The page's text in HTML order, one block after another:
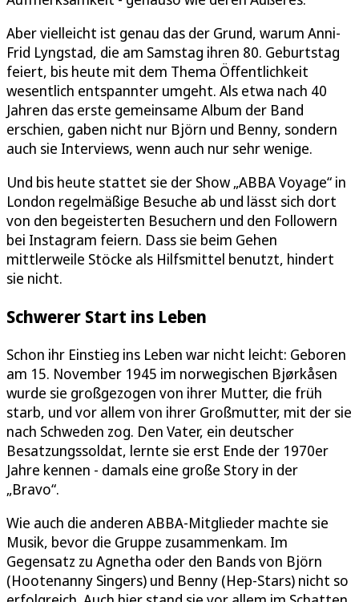
Aber vielleicht ist genau das der Grund, warum Anni-
Frid Lyngstad, die am Samstag ihren 80. Geburtstag
feiert, bis heute mit dem Thema Öffentlichkeit
wesentlich entspannter umgeht. Als etwa nach 40
Jahren das erste gemeinsame Album der Band
erschien, gaben nicht nur Björn und Benny, sondern
auch sie Interviews, wenn auch nur sehr wenige.
Und bis heute stattet sie der Show „ABBA Voyage“ in
London regelmäßige Besuche ab und lässt sich dort
von den begeisterten Besuchern und den Followern
bei Instagram feiern. Dass sie beim Gehen
mittlerweile Stöcke als Hilfsmittel benutzt, hindert
sie nicht.
Schwerer Start ins Leben
Schon ihr Einstieg ins Leben war nicht leicht: Geboren
am 15. November 1945 im norwegischen Bjørkåsen
wurde sie großgezogen von ihrer Mutter, die früh
starb, und vor allem von ihrer Großmutter, mit der sie
nach Schweden zog. Den Vater, ein deutscher
Besatzungssoldat, lernte sie erst Ende der 1970er
Jahre kennen - damals eine große Story in der
„Bravo“.
Wie auch die anderen ABBA-Mitglieder machte sie
Musik, bevor die Gruppe zusammenkam. Im
Gegensatz zu Agnetha oder den Bands von Björn
(Hootenanny Singers) und Benny (Hep-Stars) nicht so